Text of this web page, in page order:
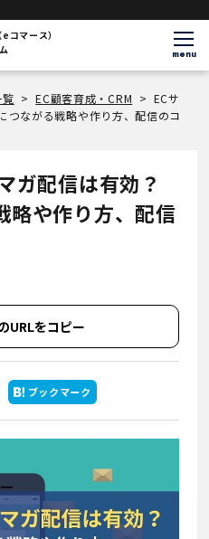
コマース）
menu
> EC顧客育成・CRM > ECサ
つながる戦略や作り方、配信のコ
ガ配信は有効？
略や作り方、配信
URLをコピー
ブックマーク